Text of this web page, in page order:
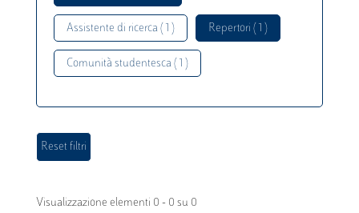
Assistente di ricerca ( 1 ) Repertori ( 1 )
Comunità studentesca ( 1 )
Visualizzazione elementi 0 - 0 su 0